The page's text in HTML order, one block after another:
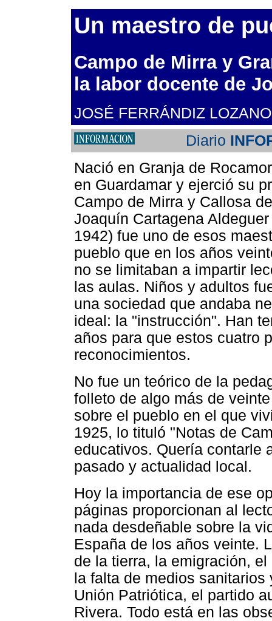
Un maestro de
Campo de Mirra y
la labor docente de
JOSÉ FERRÁNDIZ
Diario
Nació en Granja de
en Guardamar y ejerció su
Campo de Mirra y Callosa
Joaquín Cartagena
1942) fue uno de esos
pueblo que en los años
no se limitaban a impartir
las aulas. Niños y adultos
una sociedad que andaba
ideal: la "instrucción". Han
años para que estos cuatro
reconocimientos.
No fue un teórico de la
folleto de algo más de
sobre el pueblo en el que
1925, lo tituló "Notas de
educativos. Quería contarle
pasado y actualidad local.
Hoy la importancia de ese
páginas proporcionan al
nada desdeñable sobre la
España de los años veinte.
de la tierra, la emigración,
la falta de medios
Unión Patriótica, el partido
Rivera. Todo está en las